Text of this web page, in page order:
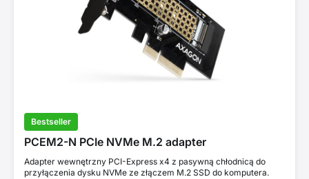
Bestseller
PCEM2-N PCIe NVMe M.2 adapter
Adapter wewnętrzny PCI-Express x4 z pasywną chłodnicą do
przyłączenia dysku NVMe ze złączem M.2 SSD do komputera.